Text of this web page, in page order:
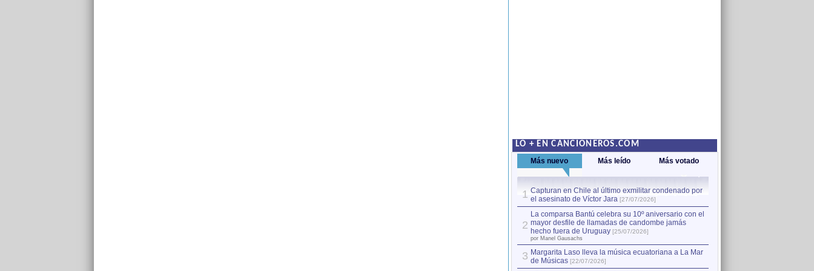
LO + EN CANCIONEROS.COM
Más nuevo Más leído Más votado
1 Capturan en Chile al último exmilitar condenado por
el asesinato de Víctor Jara [27/07/2026]
2
La comparsa Bantú celebra su 10º aniversario con el
mayor desfile de llamadas de candombe jamás
hecho fuera de Uruguay [25/07/2026]
por Manel Gausachs
3 Margarita Laso lleva la música ecuatoriana a La Mar
de Músicas [22/07/2026]